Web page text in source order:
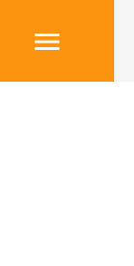
menu